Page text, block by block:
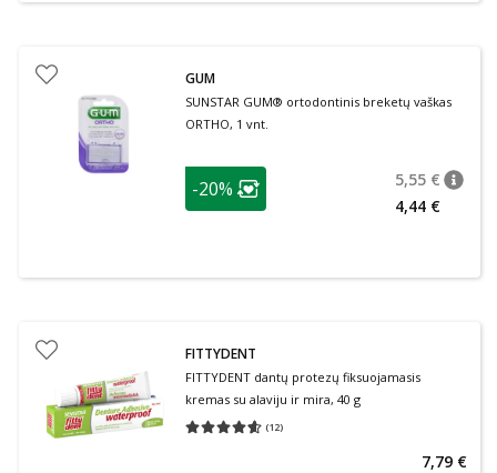
GUM
SUNSTAR GUM® ortodontinis breketų vaškas
ORTHO, 1 vnt.
patarimas
Lojalumo klubo narių nuolaida
-20% 5,55 €
4,44 €
FITTYDENT
FITTYDENT dantų protezų fiksuojamasis
kremas su alaviju ir mira, 40 g
(12)
Vidutinis įvertinimas 4.58
7,79 €